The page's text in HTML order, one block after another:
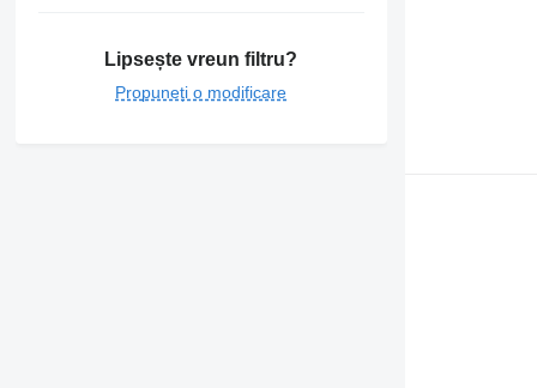
Lipsește vreun filtru?
Propuneți o modificare